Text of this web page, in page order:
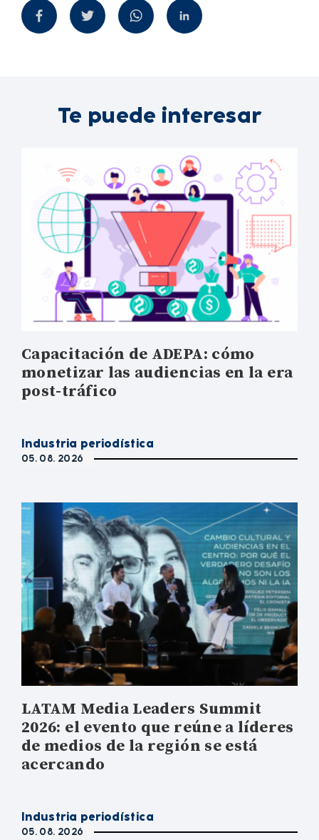
Te puede interesar
Capacitación de ADEPA: cómo
monetizar las audiencias en la era
post-tráfico
Industria periodística
05. 08. 2026
LATAM Media Leaders Summit
2026: el evento que reúne a líderes
de medios de la región se está
acercando
Industria periodística
05. 08. 2026